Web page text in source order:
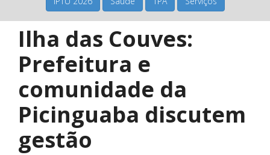
Ilha das Couves:
Prefeitura e
comunidade da
Picinguaba discutem
gestão